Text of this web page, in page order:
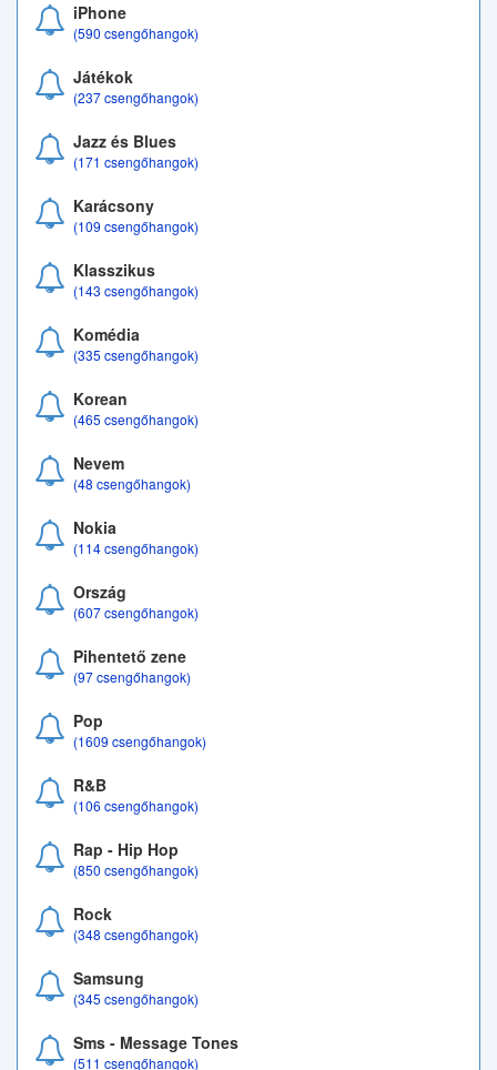
iPhone
(590 csengőhangok)
Játékok
(237 csengőhangok)
Jazz és Blues
(171 csengőhangok)
Karácsony
(109 csengőhangok)
Klasszikus
(143 csengőhangok)
Komédia
(335 csengőhangok)
Korean
(465 csengőhangok)
Nevem
(48 csengőhangok)
Nokia
(114 csengőhangok)
Ország
(607 csengőhangok)
Pihentető zene
(97 csengőhangok)
Pop
(1609 csengőhangok)
R&B
(106 csengőhangok)
Rap - Hip Hop
(850 csengőhangok)
Rock
(348 csengőhangok)
Samsung
(345 csengőhangok)
Sms - Message Tones
(511 csengőhangok)